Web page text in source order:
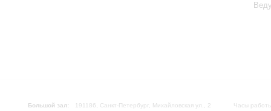
Большой зал:
191186, Санкт-Петербург, Михайловская ул., 2
Часы